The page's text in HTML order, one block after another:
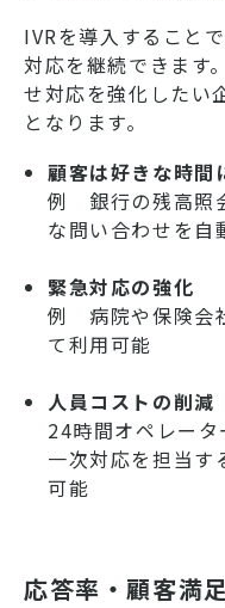
IVRを導入すること
対応を継続できます
せ対応を強化したい
となります。
顧客は好きな時間
例 銀行の残高照
な問い合わせを自
緊急対応の強化
例 病院や保険会
て利用可能
人員コストの削減
24時間オペレー
一次対応を担当す
可能
応答率・顧客満